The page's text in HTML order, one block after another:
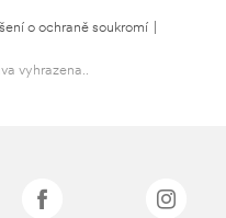
o ochraně soukromí
vyhrazena..